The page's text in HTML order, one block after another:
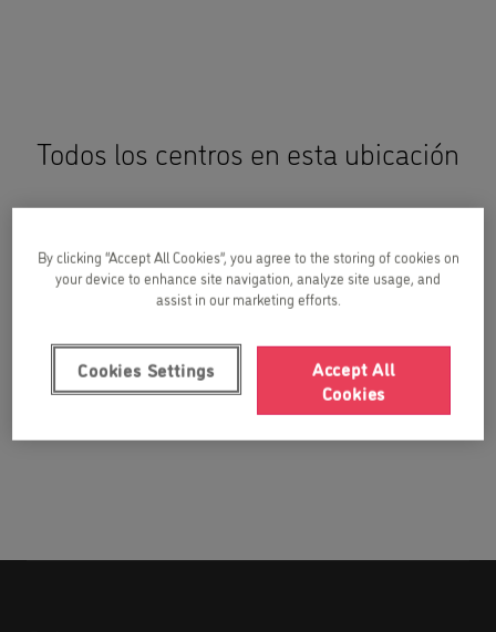
Todos los centros en esta ubicación
By clicking “Accept All Cookies”, you agree to the storing of cookies on
your device to enhance site navigation, analyze site usage, and
assist in our marketing efforts.
Accept All
Cookies
Cookies Settings